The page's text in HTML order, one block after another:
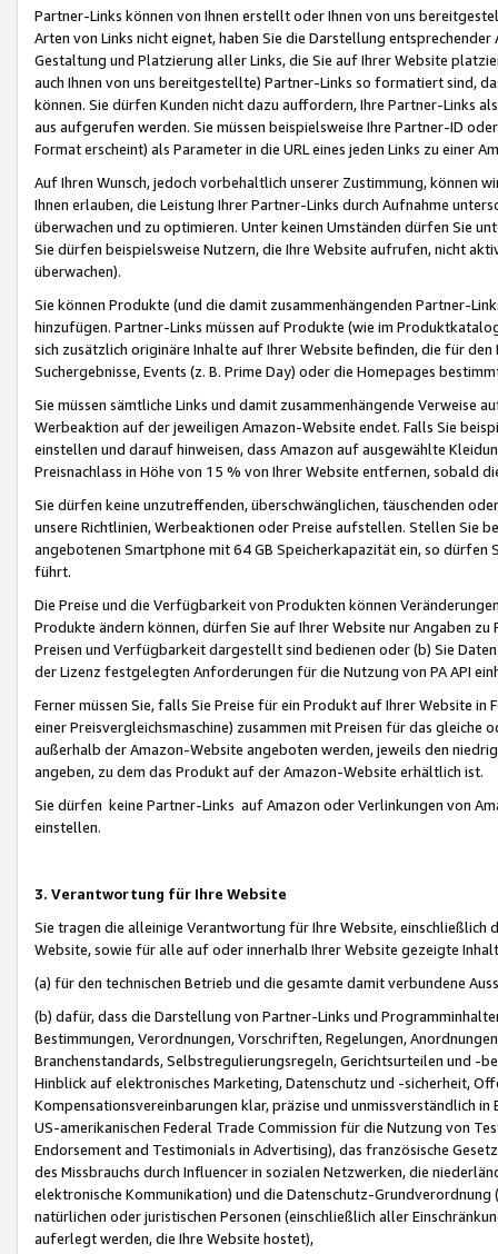
Partner-Links können von Ihnen erstellt oder Ihnen von uns
Arten von Links nicht eignet, haben Sie die Darstellung
Gestaltung und Platzierung aller Links, die Sie auf Ihrer Website
auch Ihnen von uns bereitgestellte) Partner-Links so formatiert sind,
können. Sie dürfen Kunden nicht dazu auffordern, Ihre Partner-Links
aus aufgerufen werden. Sie müssen beispielsweise Ihre Partner-ID
Format erscheint) als Parameter in die URL eines jeden Links zu einer
Auf Ihren Wunsch, jedoch vorbehaltlich unserer Zustimmung, können
Ihnen erlauben, die Leistung Ihrer Partner-Links durch Aufnahme
überwachen und zu optimieren. Unter keinen Umständen dürfen Sie
Sie dürfen beispielsweise Nutzern, die Ihre Website aufrufen, nicht
überwachen).
Sie können Produkte (und die damit zusammenhängenden Partner-
hinzufügen. Partner-Links müssen auf Produkte (wie im
sich zusätzlich originäre Inhalte auf Ihrer Website befinden, die für
Suchergebnisse, Events (z. B. Prime Day) oder die Homepages
Sie müssen sämtliche Links und damit zusammenhängende
Werbeaktion auf der jeweiligen Amazon-Website endet. Falls Sie
einstellen und darauf hinweisen, dass Amazon auf ausgewählte
Preisnachlass in Höhe von 15 % von Ihrer Website entfernen, sobald
Sie dürfen keine unzutreffenden, überschwänglichen, täuschenden
unsere Richtlinien, Werbeaktionen oder Preise aufstellen. Stellen Sie
angebotenen Smartphone mit 64 GB Speicherkapazität ein, so dürfen
führt.
Die Preise und die Verfügbarkeit von Produkten können
Produkte ändern können, dürfen Sie auf Ihrer Website nur Angaben
Preisen und Verfügbarkeit dargestellt sind bedienen oder (b) Sie
der Lizenz festgelegten Anforderungen für die Nutzung von PA API
Ferner müssen Sie, falls Sie Preise für ein Produkt auf Ihrer Website
einer Preisvergleichsmaschine) zusammen mit Preisen für das
außerhalb der Amazon-Website angeboten werden, jeweils den
angeben, zu dem das Produkt auf der Amazon-Website erhältlich ist.
Sie dürfen keine Partner-Links auf Amazon oder Verlinkungen von
einstellen.
3. Verantwortung für Ihre Website
Sie tragen die alleinige Verantwortung für Ihre Website,
Website, sowie für alle auf oder innerhalb Ihrer Website gezeigte
(a) für den technischen Betrieb und die gesamte damit verbundene
(b) dafür, dass die Darstellung von Partner-Links und
Bestimmungen, Verordnungen, Vorschriften, Regelungen,
Branchenstandards, Selbstregulierungsregeln, Gerichtsurteilen und -
Hinblick auf elektronisches Marketing, Datenschutz und -sicherheit,
Kompensationsvereinbarungen klar, präzise und unmissverständlich
US-amerikanischen Federal Trade Commission für die Nutzung von
Endorsement and Testimonials in Advertising), das französische
des Missbrauchs durch Influencer in sozialen Netzwerken, die
elektronische Kommunikation) und die Datenschutz-
natürlichen oder juristischen Personen (einschließlich aller
auferlegt werden, die Ihre Website hostet),